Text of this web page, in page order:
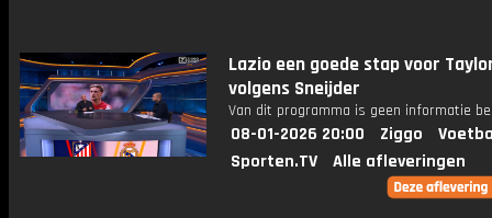
Lazio een goede stap voor
volgens Sneijder
Van dit programma is geen informatie
08-01-2026 20:00 Ziggo
Sporten.TV
Alle afleveringen